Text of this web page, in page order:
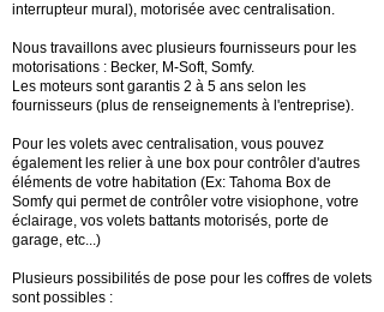
interrupteur mural), motorisée avec centralisation.
Nous travaillons avec plusieurs fournisseurs pour les
motorisations : Becker, M-Soft, Somfy.
Les moteurs sont garantis 2 à 5 ans selon les
fournisseurs (plus de renseignements à l'entreprise).
Pour les volets avec centralisation, vous pouvez
également les relier à une box pour contrôler d'autres
éléments de votre habitation (Ex: Tahoma Box de
Somfy qui permet de contrôler votre visiophone, votre
éclairage, vos volets battants motorisés, porte de
garage, etc...)
Plusieurs possibilités de pose pour les coffres de volets
sont possibles :